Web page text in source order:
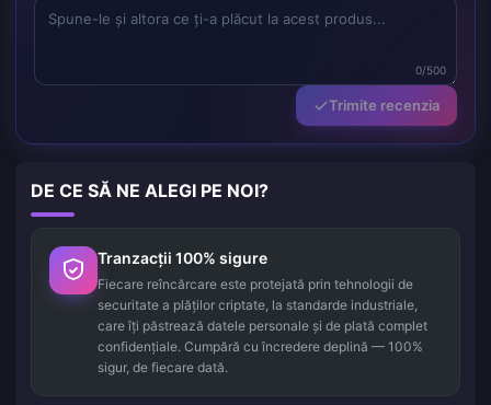
0/500
Trimite recenzia
DE CE SĂ NE ALEGI PE NOI?
Tranzacții 100% sigure
Fiecare reîncărcare este protejată prin tehnologii de
securitate a plăților criptate, la standarde industriale,
care îți păstrează datele personale și de plată complet
confidențiale. Cumpără cu încredere deplină — 100%
sigur, de fiecare dată.